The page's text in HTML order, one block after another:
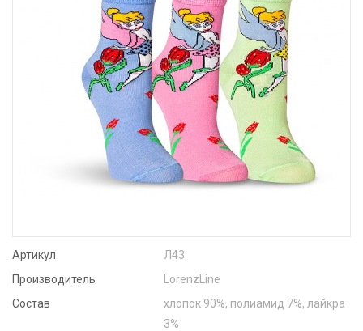
Артикул
Л43
Производитель
LorenzLine
Состав
хлопок 90%, полиамид 7%, лайкра
3%